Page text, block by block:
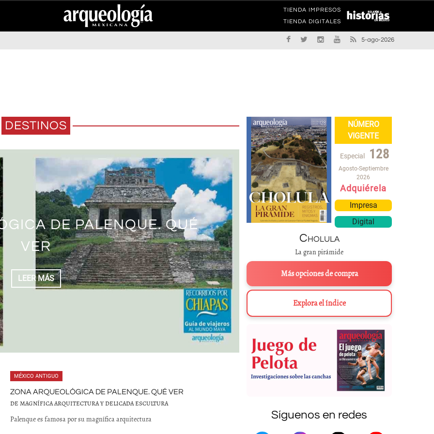
TIENDA IMPRESOS
TIENDA DIGITALES
5-ago-2026
DESTINOS
DE PALENQUE. QUÉ
VER
LEER MÁS
ARQUEOLÓGICA
LEER MÁS
YUCATÁN
LEER MÁS
YUCATÁN
LEER MÁS
YUCATÁN
LEER MÁS
MAYAS
LEER MÁS
MÉXICO ANTIGUO
ZONA ARQUEOLÓGICA DE PALENQUE. QUÉ VER
DE MAGNÍFICA ARQUITECTURA Y DELICADA ESCULTURA
Palenque es famosa por su magnífica arquitectura
NÚMERO
VIGENTE
Especial 128
Agosto-Septiembre
2026
Adquiérela
Impresa
Digital
Cholula
La gran pirámide
Más opciones de compra
Explora el índice
Síguenos en redes